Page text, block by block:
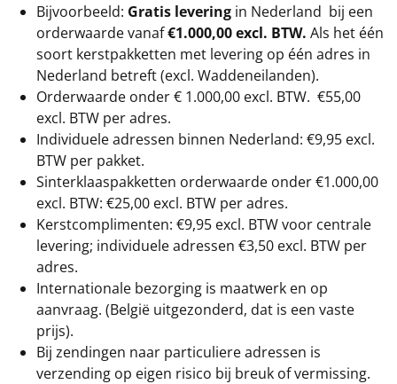
Bijvoorbeeld: Gratis levering in Nederland bij een
orderwaarde vanaf€1.000,00 excl. BTW. Als het één
soort kerstpakketten met levering op één adres in
Nederland betreft (excl. Waddeneilanden).
Orderwaarde onder € 1.000,00 excl. BTW. €55,00
excl. BTW per adres.
Individuele adressen binnen Nederland: €9,95 excl.
BTW per pakket.
Sinterklaaspakketten orderwaarde onder €1.000,00
excl. BTW: €25,00 excl. BTW per adres.
Kerstcomplimenten: €9,95 excl. BTW voor centrale
levering; individuele adressen €3,50 excl. BTW per
adres.
Internationale bezorging is maatwerk en op
aanvraag. (België uitgezonderd, dat is een vaste
prijs).
Bij zendingen naar particuliere adressen is
verzending op eigen risico bij breuk of vermissing.